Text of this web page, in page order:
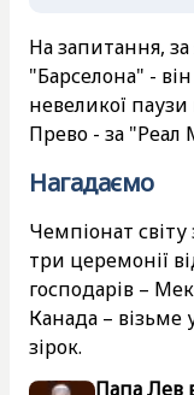
На запитання,
"Барселона" -
невеликої паузи
Прево - за
Нагадаємо
Чемпіонат
три церемонії
господарів –
Канада – візьме
зірок.
Папа Лев